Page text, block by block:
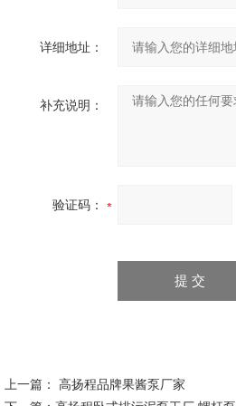
详细地址：
补充说明：
验证码：
上一篇： 高扬程品牌果酱泵厂家